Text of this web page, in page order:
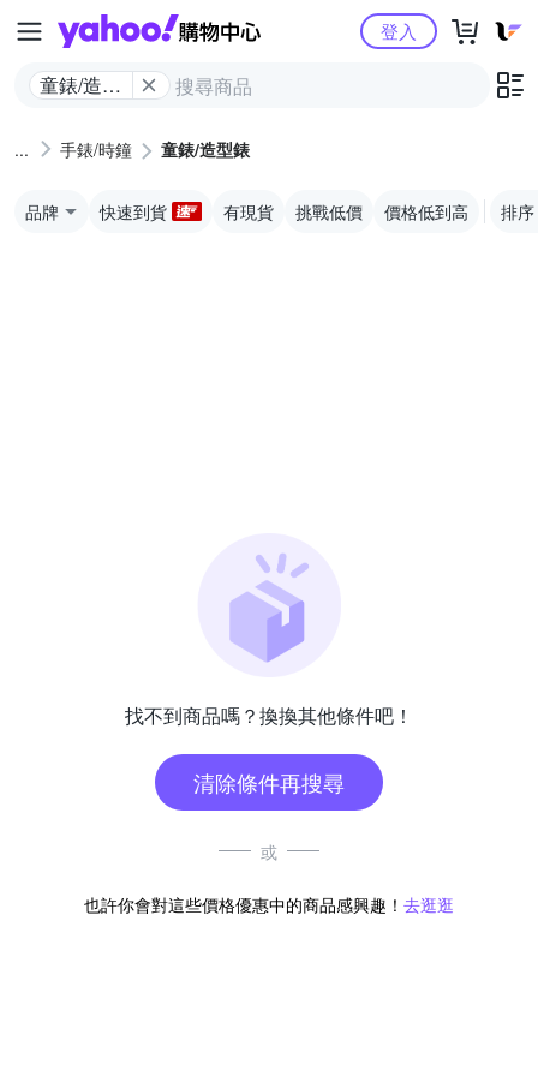
Yahoo購物中心
童錶/造型
登入
手錶/時鐘 童錶/造型錶
品牌 快速到貨 有現貨 挑戰低價 價格低到高 排序
找不到商品嗎？換換其他條件吧！
清除條件再搜尋
或
也許你會對這些價格優惠中的商品感興趣！ 去逛逛